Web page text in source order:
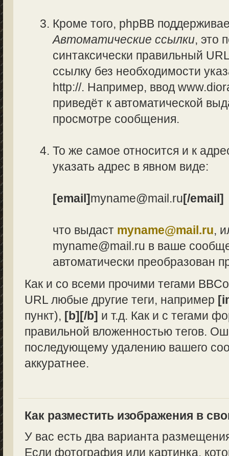
Кроме того, phpBB
Автоматические ссылки, это
синтаксически правильный
ссылку без необходимости
http://. Например, ввод
приведёт к автоматической
просмотре сообщения.
То же самое относится и к
указать адрес в явном виде:
[email]myname@mail.ru[/email]
что выдаст myname@mail.ru,
myname@mail.ru в ваше
автоматически преобразован
Как и со всеми прочими тегами
URL любые другие теги, например
пункт), [b][/b] и т.д. Как и с тегами
правильной вложенностью тегов.
последующему удалению вашего
аккуратнее.
Как разместить изображения в
У вас есть два варианта
Если фотография или картинка,